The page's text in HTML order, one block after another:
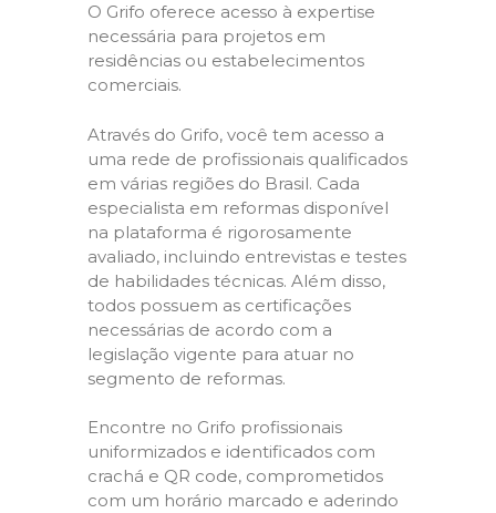
O Grifo oferece acesso à expertise
necessária para projetos em
residências ou estabelecimentos
comerciais.
Através do Grifo, você tem acesso a
uma rede de profissionais qualificados
em várias regiões do Brasil. Cada
especialista em reformas disponível
na plataforma é rigorosamente
avaliado, incluindo entrevistas e testes
de habilidades técnicas. Além disso,
todos possuem as certificações
necessárias de acordo com a
legislação vigente para atuar no
segmento de reformas.
Encontre no Grifo profissionais
uniformizados e identificados com
crachá e QR code, comprometidos
com um horário marcado e aderindo